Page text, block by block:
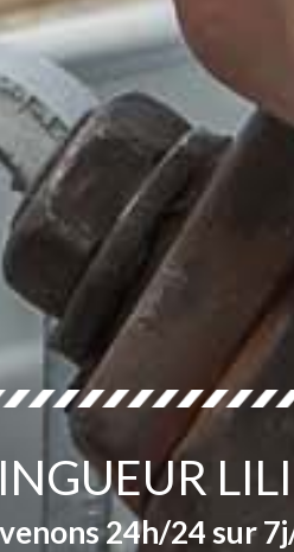
24h/24 sur